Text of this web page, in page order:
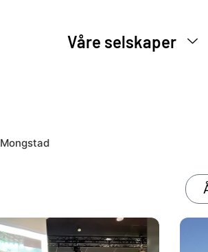
Våre selskaper
Mongstad